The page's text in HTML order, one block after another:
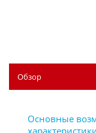
Обзор